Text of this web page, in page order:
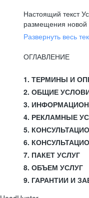
Настоящий текст
размещения новой
Развернуть весь
ОГЛАВЛЕНИЕ
1. ТЕРМИНЫ И
2. ОБЩИЕ
3.
4. РЕКЛАМНЫЕ
5.
6.
7. ПАКЕТ УСЛУГ
8. ОБЪЕМ УСЛУГ
9. ГАРАНТИИ И